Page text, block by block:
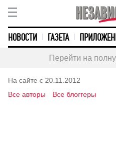
НОВОСТИ ГАЗЕТА
Перейти на
На сайте с 20.11.2012
Все авторы
Все блоггеры